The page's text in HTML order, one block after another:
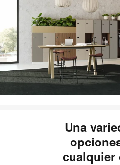
Una
cualquier